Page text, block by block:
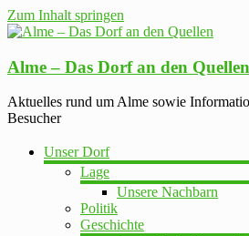
Zum Inhalt springen
Alme – Das Dorf an den Quellen
Aktuelles rund um Alme sowie
Besucher
Unser Dorf
Lage
Unsere Nachbarn
Politik
Geschichte